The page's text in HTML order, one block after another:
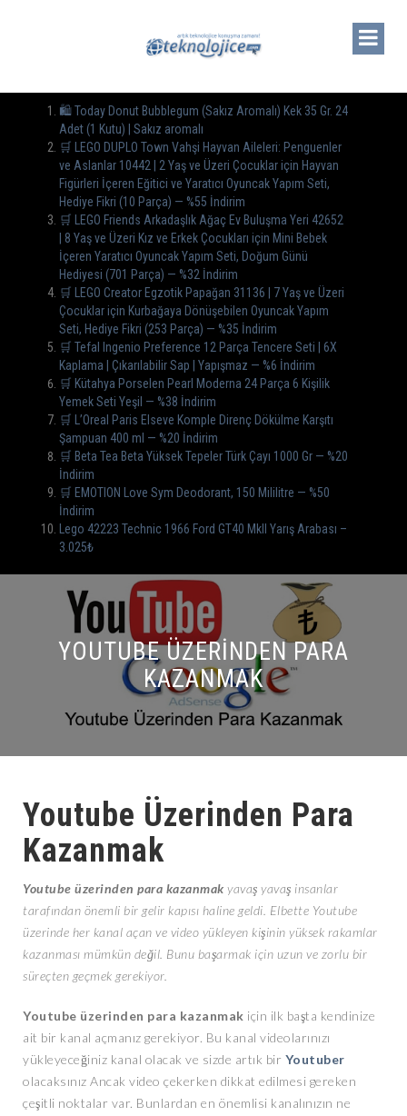
🛍️ Today Donut Bubblegum (Sakız Aromalı) Kek 35 Gr. 24
Adet (1 Kutu) | Sakız aromalı
🛒 LEGO DUPLO Town Vahşi Hayvan Aileleri: Penguenler
ve Aslanlar 10442 | 2 Yaş ve Üzeri Çocuklar için Hayvan
Figürleri İçeren Eğitici ve Yaratıcı Oyuncak Yapım Seti,
Hediye Fikri (10 Parça) — %55 İndirim
🛒 LEGO Friends Arkadaşlık Ağaç Ev Buluşma Yeri 42652
| 8 Yaş ve Üzeri Kız ve Erkek Çocukları için Mini Bebek
İçeren Yaratıcı Oyuncak Yapım Seti, Doğum Günü
Hediyesi (701 Parça) — %32 İndirim
🛒 LEGO Creator Egzotik Papağan 31136 | 7 Yaş ve Üzeri
Çocuklar için Kurbağaya Dönüşebilen Oyuncak Yapım
Seti, Hediye Fikri (253 Parça) — %35 İndirim
🛒 Tefal Ingenio Preference 12 Parça Tencere Seti | 6X
Kaplama | Çıkarılabilir Sap | Yapışmaz — %6 İndirim
🛒 Kütahya Porselen Pearl Moderna 24 Parça 6 Kişilik
Yemek Seti Yeşil — %38 İndirim
🛒 L’Oreal Paris Elseve Komple Direnç Dökülme Karşıtı
Şampuan 400 ml — %20 İndirim
🛒 Beta Tea Beta Yüksek Tepeler Türk Çayı 1000 Gr — %20
İndirim
🛒 EMOTION Love Sym Deodorant, 150 Mililitre — %50
İndirim
Lego 42223 Technic 1966 Ford GT40 MkII Yarış Arabası –
3.025₺
YOUTUBE ÜZERINDEN PARA
KAZANMAK
Youtube Üzerinden Para
Kazanmak
Youtube üzerinden para kazanmak yavaş yavaş insanlar
tarafından önemli bir gelir kapısı haline geldi. Elbette Youtube
üzerinde her kanal açan ve video yükleyen kişinin yüksek rakamlar
kazanması mümkün değil. Bunu başarmak için uzun ve zorlu bir
süreçten geçmek gerekiyor.
Youtube üzerinden para kazanmak için ilk başta kendinize
ait bir kanal açmanız gerekiyor. Bu kanal videolarınızı
yükleyeceğiniz kanal olacak ve sizde artık bir Youtuber
olacaksınız Ancak video çekerken dikkat edilmesi gereken
çeşitli noktalar var. Bunlardan en önemlisi kanalınızın ne